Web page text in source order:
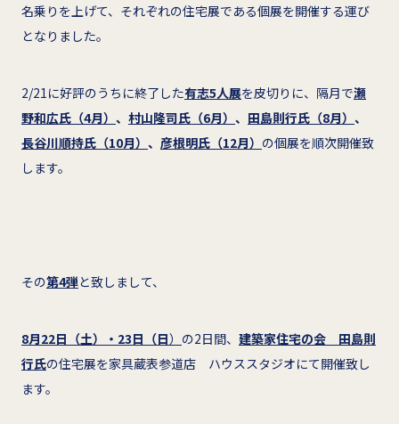
名乗りを上げて、それぞれの住宅展である個展を開催する運び
となりました。
2/21に好評のうちに終了した有志5人展を皮切りに、隔月で瀬
野和広氏（4月） 、 村山隆司氏（6月） 、 田島則行氏（8月） 、
長谷川順持氏（10月） 、 彦根明氏（12月） の個展を順次開催致
します。
その第4弾と致しまして、
8月22日（土）・23日（日） の2日間、 建築家住宅の会 田島則
行氏の住宅展を家具蔵表参道店 ハウススタジオにて開催致し
ます。